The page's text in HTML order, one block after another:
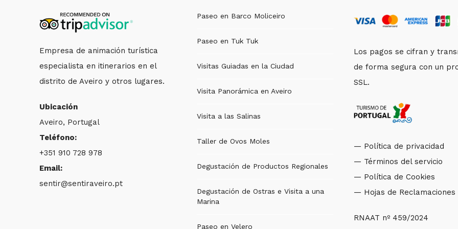
Empresa de animación turística
especialista en itinerarios en el
distrito de Aveiro y otros lugares.
Ubicación
Aveiro, Portugal
Teléfono:
+351 910 728 978
Email:
sentir@sentiraveiro.pt
Paseo en Barco Moliceiro
Paseo en Tuk Tuk
Visitas Guiadas en la Ciudad
Visita Panorámica en Aveiro
Visita a las Salinas
Taller de Ovos Moles
Degustación de Productos Regionales
Degustación de Ostras e Visita a una
Marina
Paseo en Velero
Los pagos se cifran y
de forma segura con un
SSL.
— Política de privacidad
— Términos del servicio
— Política de Cookies
— Hojas de Reclamaciones
RNAAT nº 459/2024